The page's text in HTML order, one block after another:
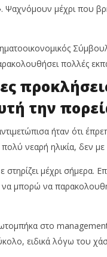
Ψαχνόμουν μέχρι που
πολλές
την
ήταν ότι
νεαρή ηλικία, δεν
στηρίζει μέχρι σήμερα.
μπορώ να
στο
ειδικά λόγω του